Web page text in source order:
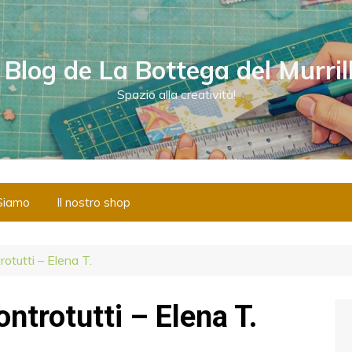
de La Bottega del
Spazio alla creatività!
Il nostro shop
– Elena T.
– Elena T.